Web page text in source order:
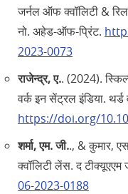
जर्नल ऑफ क्वॉलिटी &
नो. अहेड-ऑफ-प्रिंट.
2023-0073
राजेन्द्र, ए.. (2024).
वर्क इन सेंट्रल इंडिया.
https://doi.org/
शर्मा, एम. जी.., & कुमार,
क्वॉलिटी लेंस. द टीक्यूएएम
06-2023-0188